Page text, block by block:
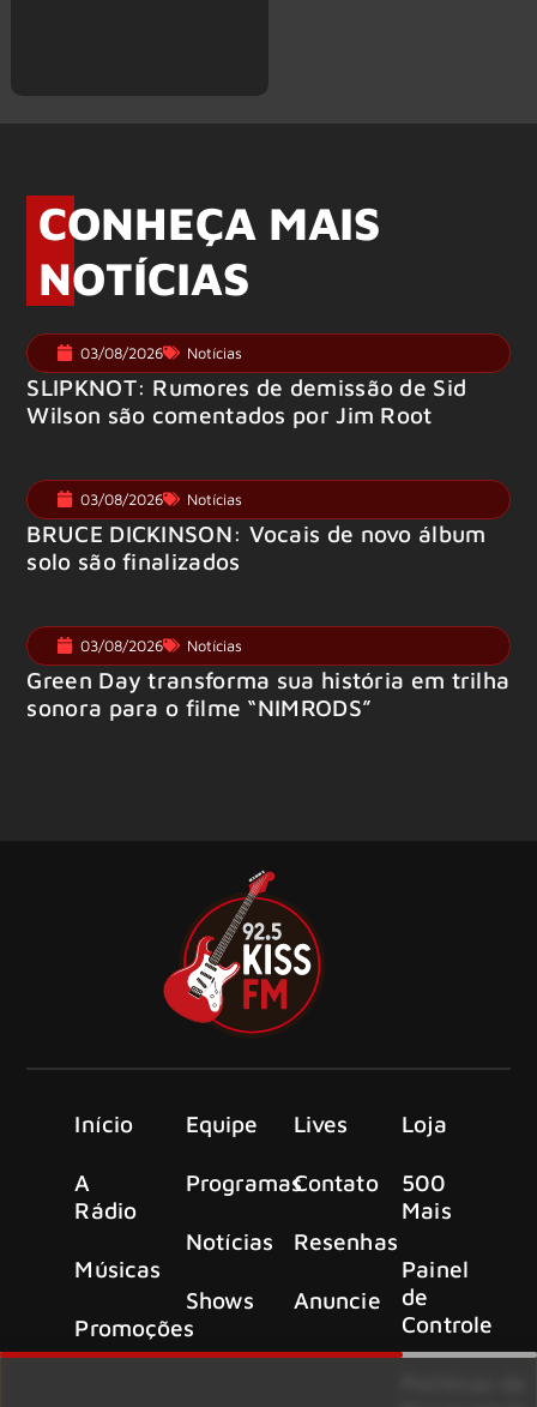
CONHEÇA MAIS
NOTÍCIAS
03/08/2026 Notícias
SLIPKNOT: Rumores de demissão de Sid
Wilson são comentados por Jim Root
03/08/2026 Notícias
BRUCE DICKINSON: Vocais de novo álbum
solo são finalizados
03/08/2026 Notícias
Green Day transforma sua história em trilha
sonora para o filme “NIMRODS”
Início
A
Rádio
Músicas
Promoções
Equipe
Programas
Notícias
Shows
Lives
Contato
Resenhas
Anuncie
Loja
500
Mais
Painel
de
Controle